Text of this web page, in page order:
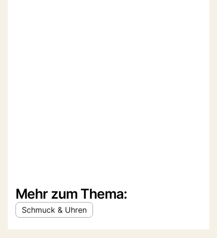
Mehr zum Thema:
Schmuck & Uhren